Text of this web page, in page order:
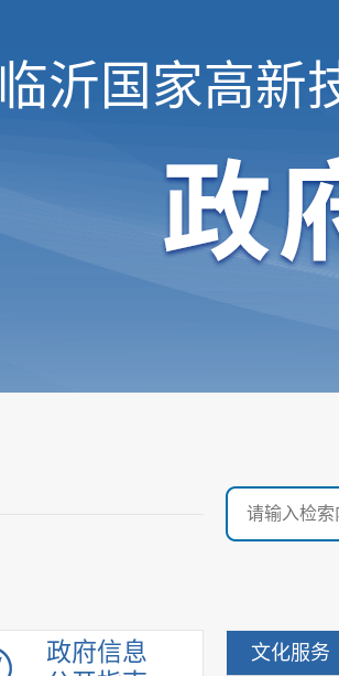
临沂国家高新
政府信息
文化服务